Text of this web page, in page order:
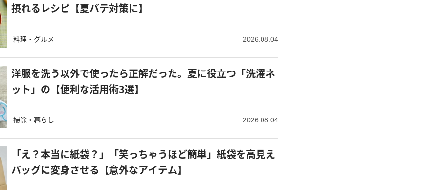
摂れるレシピ【夏バテ対策に】
料理・グルメ 2026.08.04
洋服を洗う以外で使ったら正解だった。夏に役立つ「洗濯ネ
ット」の【便利な活用術3選】
掃除・暮らし 2026.08.04
「え？本当に紙袋？」「笑っちゃうほど簡単」紙袋を高見え
バッグに変身させる【意外なアイテム】